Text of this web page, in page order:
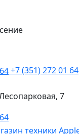
+7 (351) 272 01 64
7